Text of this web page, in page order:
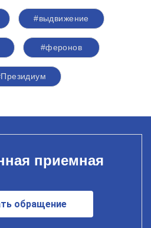
#выдвижение
#феронов
приемная
обращение